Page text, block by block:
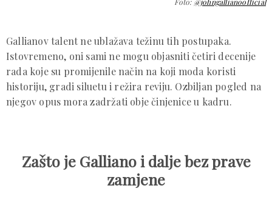
Gallianov talent ne ublažava težinu tih postupaka.
Istovremeno, oni sami ne mogu objasniti četiri decenije
rada koje su promijenile način na koji moda koristi
historiju, gradi siluetu i režira reviju. Ozbiljan pogled na
njegov opus mora zadržati obje činjenice u kadru.
Zašto je Galliano i dalje bez prave
zamjene